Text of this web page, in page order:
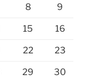
8 9
15 16
22 23
29 30